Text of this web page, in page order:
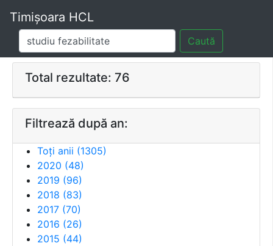
Timișoara HCL
Caută
Total rezultate: 76
Filtrează după an:
Toți anii (1305)
2020 (48)
2019 (96)
2018 (83)
2017 (70)
2016 (26)
2015 (44)